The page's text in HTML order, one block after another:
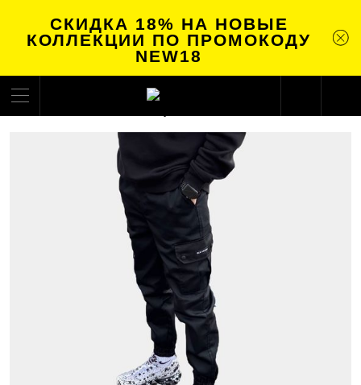
СКИДКА 18% НА НОВЫЕ
КОЛЛЕКЦИИ ПО ПРОМОКОДУ
NEW18